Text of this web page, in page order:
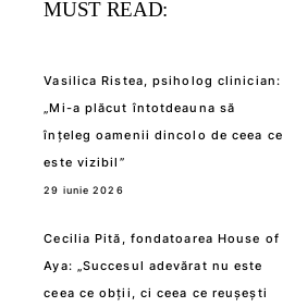
MUST READ:
Vasilica Ristea, psiholog clinician:
„Mi-a plăcut întotdeauna să
înțeleg oamenii dincolo de ceea ce
este vizibil”
29 iunie 2026
Cecilia Pită, fondatoarea House of
Aya: „Succesul adevărat nu este
ceea ce obții, ci ceea ce reușești